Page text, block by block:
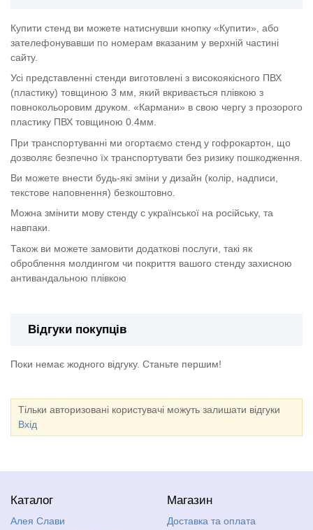
Купити стенд ви можете натиснувши кнопку «Купити», або
зателефонувавши по номерам вказаним у верхній частині
сайту.
Усі представленні стенди виготовлені з високоякісного ПВХ
(пластику) товщиною 3 мм, який вкривається плівкою з
повнокольоровим друком. «Кармани» в свою чергу з прозорого
пластику ПВХ товщиною 0.4мм.
При транспортуванні ми огортаємо стенд у гофрокартон, що
дозволяє безпечно їх транспортувати без ризику пошкодження.
Ви можете внести будь-які зміни у дизайн (колір, надписи,
текстове наповнення) безкоштовно.
Можна змінити мову стенду с української на російську, та
навпаки.
Також ви можете замовити додаткові послуги, такі як
оброблення молдингом чи покриття вашого стенду захисною
антивандальною плівкою
Відгуки покупців
Поки немає жодного відгуку. Станьте першим!
Тільки авторизовані користувачі можуть залишати відгуки
Вхід
Каталог
Алея Слави
Магазин
Доставка та оплата